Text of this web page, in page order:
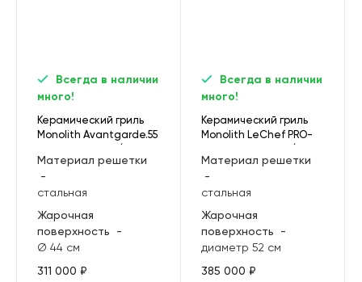
Всегда в наличии
много!
Керамический гриль
Monolith Avantgarde.55
ножек и столиков)
Материал решетки
-
стальная
Жарочная
поверхность
-
Ø 44 см
311 000 ₽
Всегда в наличии
много!
Керамический гриль
Monolith LeChef PRO-
ножек и столиков)
Материал решетки
-
стальная
Жарочная
поверхность
-
диаметр 52 см
385 000 ₽